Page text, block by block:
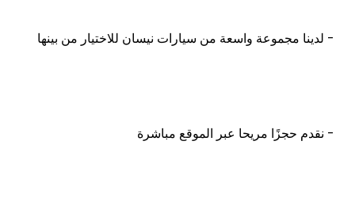
- لدينا مجموعة واسعة من سيارات نيسان للاختيار من بينها
- نقدم حجزًا مريحا عبر الموقع مباشرة